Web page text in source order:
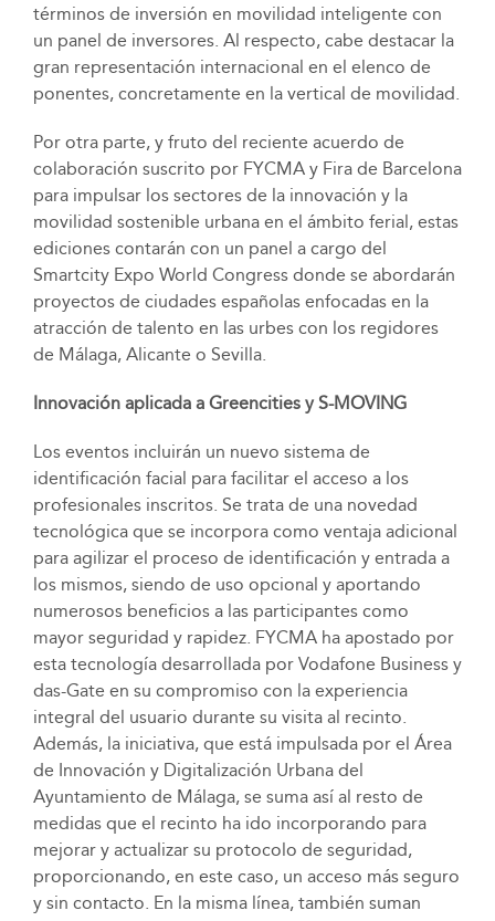
términos de inversión en movilidad inteligente con
un panel de inversores. Al respecto, cabe destacar la
gran representación internacional en el elenco de
ponentes, concretamente en la vertical de movilidad.
Por otra parte, y fruto del reciente acuerdo de
colaboración suscrito por FYCMA y Fira de Barcelona
para impulsar los sectores de la innovación y la
movilidad sostenible urbana en el ámbito ferial, estas
ediciones contarán con un panel a cargo del
Smartcity Expo World Congress donde se abordarán
proyectos de ciudades españolas enfocadas en la
atracción de talento en las urbes con los regidores
de Málaga, Alicante o Sevilla.
Innovación aplicada a Greencities y S-MOVING
Los eventos incluirán un nuevo sistema de
identificación facial para facilitar el acceso a los
profesionales inscritos. Se trata de una novedad
tecnológica que se incorpora como ventaja adicional
para agilizar el proceso de identificación y entrada a
los mismos, siendo de uso opcional y aportando
numerosos beneficios a las participantes como
mayor seguridad y rapidez. FYCMA ha apostado por
esta tecnología desarrollada por Vodafone Business y
das-Gate en su compromiso con la experiencia
integral del usuario durante su visita al recinto.
Además, la iniciativa, que está impulsada por el Área
de Innovación y Digitalización Urbana del
Ayuntamiento de Málaga, se suma así al resto de
medidas que el recinto ha ido incorporando para
mejorar y actualizar su protocolo de seguridad,
proporcionando, en este caso, un acceso más seguro
y sin contacto. En la misma línea, también suman